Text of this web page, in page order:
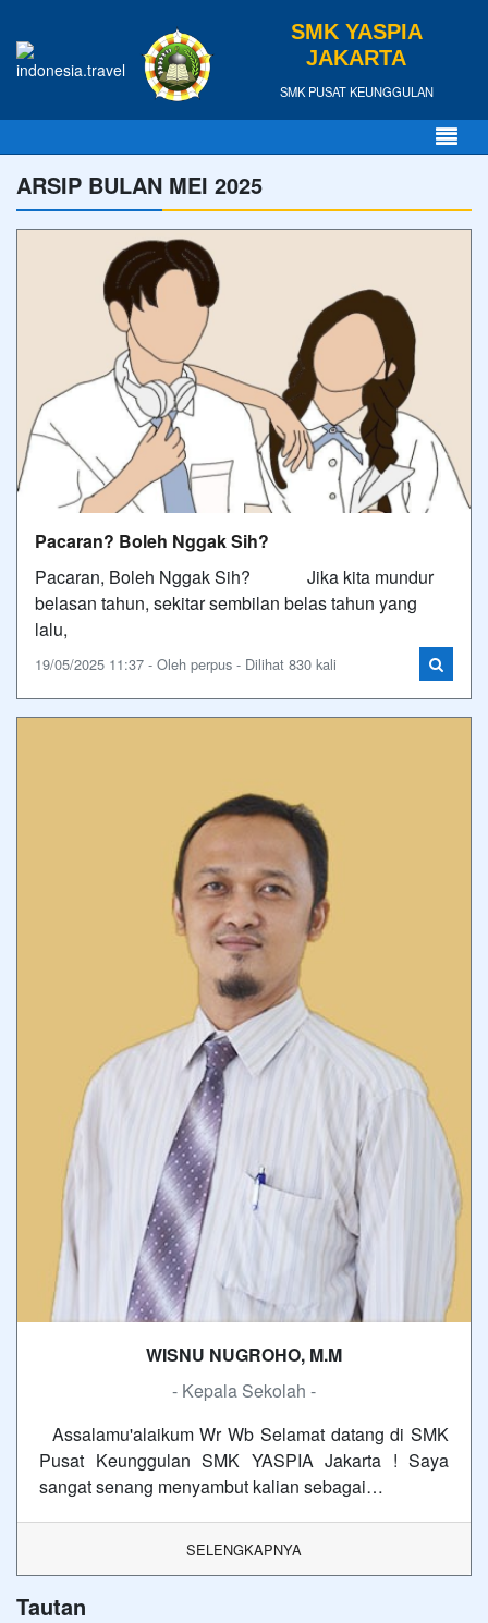
SMK YASPIA
JAKARTA
SMK PUSAT KEUNGGULAN
ARSIP BULAN MEI 2025
Pacaran? Boleh Nggak Sih?
Pacaran, Boleh Nggak Sih? Jika kita mundur
belasan tahun, sekitar sembilan belas tahun yang
lalu,
19/05/2025 11:37 - Oleh perpus - Dilihat 830 kali
WISNU NUGROHO, M.M
- Kepala Sekolah -
Assalamu'alaikum Wr Wb Selamat datang di SMK
Pusat Keunggulan SMK YASPIA Jakarta ! Saya
sangat senang menyambut kalian sebagai…
SELENGKAPNYA
Tautan